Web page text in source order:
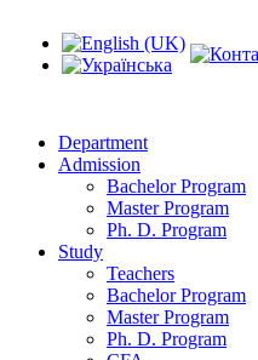
Department
Admission
Bachelor Program
Master Program
Ph. D. Program
Study
Teachers
Bachelor Program
Master Program
Ph. D. Program